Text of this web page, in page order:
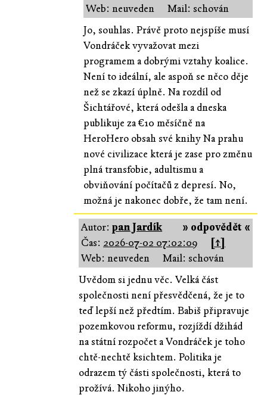
Web: neuveden
Mail: schován
Jo, souhlas. Právě proto nejspíše musí
Vondráček vyvažovat mezi
programem a dobrými vztahy koalice.
Není to ideální, ale aspoň se něco děje
než se zkazí úplně. Na rozdíl od
Šichtářové, která odešla a dneska
publikuje za €10 měsíčně na
HeroHero obsah své knihy Na prahu
nové civilizace která je zase pro změnu
plná transfobie, adultismu a
obviňování počítačů z depresí. No,
možná je nakonec dobře, že tam není.
» odpovědět «
Autor:pan Jardík
Čas: 2026-07-02 07:02:09
[↑]
Web: neuveden
Mail: schován
Uvědom si jednu věc. Velká část
společnosti není přesvědčená, že je to
teď lepší než předtím. Babiš připravuje
pozemkovou reformu, rozjíždí džihád
na státní rozpočet a Vondráček je toho
chtě-nechtě ksichtem. Politika je
odrazem tý části společnosti, která to
prožívá. Nikoho jinýho.